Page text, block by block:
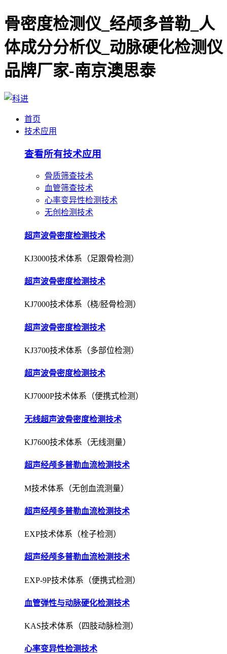
骨密度检测仪_经颅多普勒_人
体成分分析仪_动脉硬化检测仪
品牌厂家-南京澳思泰
首页
技术应用
查看所有技术应用
骨质筛查技术
血管筛查技术
心率变异性检测技术
无创检测技术
超声波骨密度检测技术
KJ3000技术体系（足跟骨检测）
超声波骨密度检测技术
KJ7000技术体系（桡/胫骨检测）
超声波骨密度检测技术
KJ3700技术体系（多部位检测）
超声波骨密度检测技术
KJ7000P技术体系（便携式检测）
无线超声波骨密度检测技术
KJ7600技术体系（无线测量）
超声经颅多普勒血流检测技术
M技术体系（无创血流测量）
超声经颅多普勒血流检测技术
EXP技术体系（栓子检测）
超声经颅多普勒血流检测技术
EXP-9P技术体系（便携式检测）
血管弹性与动脉硬化检测技术
KAS技术体系（四肢动脉检测）
心率变异性检测技术